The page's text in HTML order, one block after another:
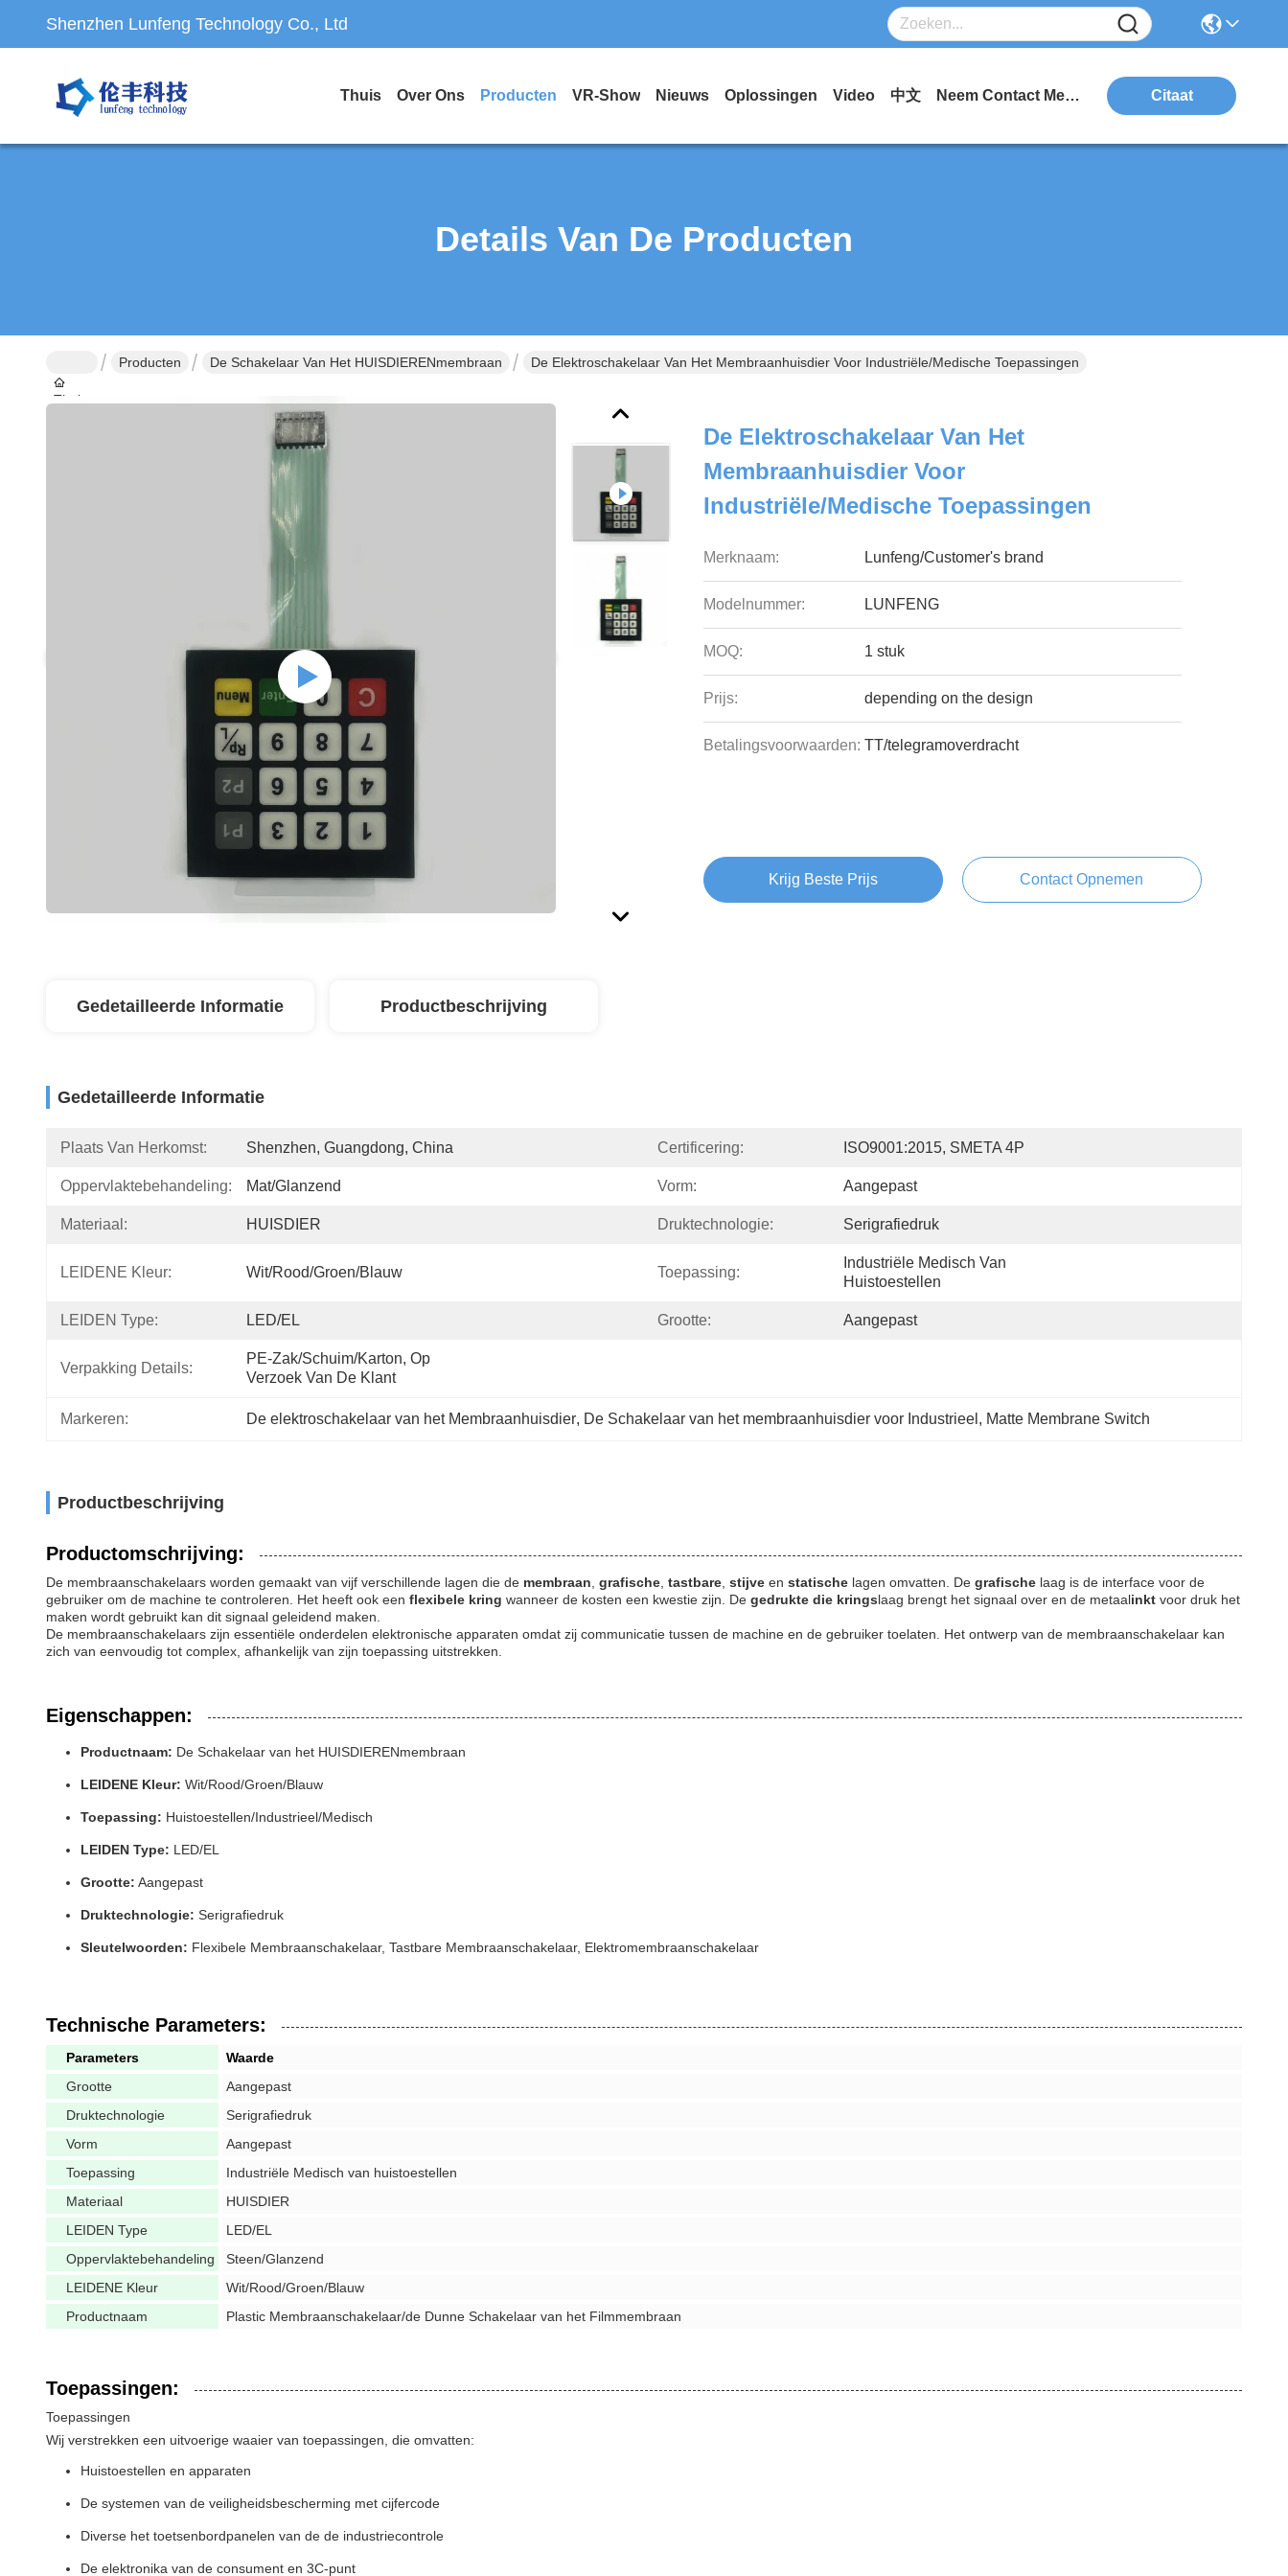
Shenzhen Lunfeng Technology Co., Ltd
Thuis Over Ons Producten VR-Show Nieuws Oplossingen Video 中文 Neem Contact Met Ons Op. Citaat
Details Van De Producten
Thuis
Producten De Schakelaar Van Het HUISDIERENmembraan De Elektroschakelaar Van Het Membraanhuisdier Voor Industriële/Medische Toepassingen
De Elektroschakelaar Van Het
Membraanhuisdier Voor
Industriële/Medische Toepassingen
Merknaam: Lunfeng/Customer's brand
Modelnummer: LUNFENG
MOQ: 1 stuk
Prijs: depending on the design
Betalingsvoorwaarden: TT/telegramoverdracht
Krijg Beste Prijs Contact Opnemen
Gedetailleerde Informatie Productbeschrijving
Gedetailleerde Informatie
Plaats Van Herkomst: Shenzhen, Guangdong, China Certificering: ISO9001:2015, SMETA 4P
Oppervlaktebehandeling: Mat/glanzend Vorm: Aangepast
Materiaal: HUISDIER Druktechnologie: Serigrafiedruk
LEIDENE Kleur: Wit/Rood/Groen/Blauw Toepassing:
Industriële Medisch Van
Huistoestellen
LEIDEN Type: LED/EL Grootte: Aangepast
Verpakking Details:
PE-Zak/schuim/karton, Op
Verzoek Van De Klant
Markeren: De elektroschakelaar van het Membraanhuisdier, De Schakelaar van het membraanhuisdier voor Industrieel , Matte Membrane Switch
Productbeschrijving
Productomschrijving:
De membraanschakelaars worden gemaakt van vijf verschillende lagen die de membraan grafische tastbare stijve en statische lagen omvatten. De grafische laag is de interface voor de
gebruiker om de machine te controleren. Het heeft ook een flexibele kring wanneer de kosten een kwestie zijn. De gedrukte die kringslaag brengt het signaal over en de metaalinkt voor druk het
maken wordt gebruikt kan dit signaal geleidend maken.
De membraanschakelaars zijn essentiële onderdelen elektronische apparaten omdat zij communicatie tussen de machine en de gebruiker toelaten. Het ontwerp van de membraanschakelaar kan
zich van eenvoudig tot complex, afhankelijk van zijn toepassing uitstrekken.
Eigenschappen:
Productnaam: De Schakelaar van het HUISDIERENmembraan
LEIDENE Kleur: Wit/Rood/Groen/Blauw
Toepassing: Huistoestellen/Industrieel/Medisch
LEIDEN Type: LED/EL
Grootte: Aangepast
Druktechnologie: Serigrafiedruk
Sleutelwoorden: Flexibele Membraanschakelaar, Tastbare Membraanschakelaar, Elektromembraanschakelaar
Technische Parameters:
Parameters
Waarde
Grootte
Aangepast
Druktechnologie
Serigrafiedruk
Vorm
Aangepast
Toepassing
Industriële Medisch van huistoestellen
Materiaal
HUISDIER
LEIDEN Type
LED/EL
Oppervlaktebehandeling
Steen/Glanzend
LEIDENE Kleur
Wit/Rood/Groen/Blauw
Productnaam
Plastic Membraanschakelaar/de Dunne Schakelaar van het Filmmembraan
Toepassingen:
Toepassingen
Wij verstrekken een uitvoerige waaier van toepassingen, die omvatten:
Huistoestellen en apparaten
De systemen van de veiligheidsbescherming met cijfercode
Diverse het toetsenbordpanelen van de de industriecontrole
De elektronika van de consument en 3C-punt